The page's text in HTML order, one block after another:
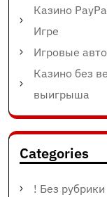
Казино
Игре
Игровые
Казино без
выигрыша
Categories
! Без рубрики